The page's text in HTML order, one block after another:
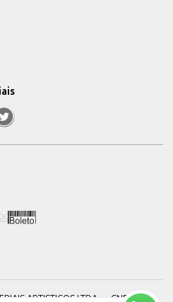
ARTISTICOS LTDA — CNPJ: